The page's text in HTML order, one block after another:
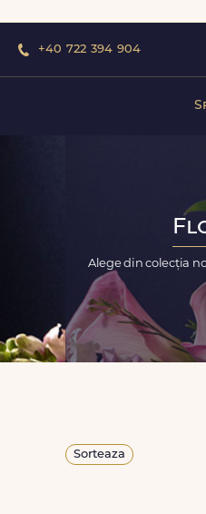
+40 722 394 904
Alege din colecția
Sorteaza